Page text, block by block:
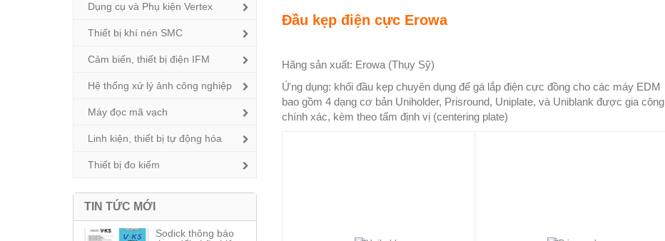
Dụng cụ và Phụ kiện Vertex
Thiết bị khí nén SMC
Cảm biến, thiết bị điện IFM
Hệ thống xử lý ảnh công nghiệp
Máy đọc mã vạch
Linh kiện, thiết bị tự động hóa
Thiết bị đo kiểm
TIN TỨC MỚI
Sodick thông báo
Đầu kẹp điện cực Erowa
Hãng sản xuất: Erowa (Thụy Sỹ)
Ứng dụng: khối đầu kẹp chuyên dụng để gá lắp điện cực đồng cho các máy EDM
bao gồm 4 dạng cơ bản Uniholder, Prisround, Uniplate, và Uniblank được gia công
chính xác, kèm theo tấm định vị (centering plate)